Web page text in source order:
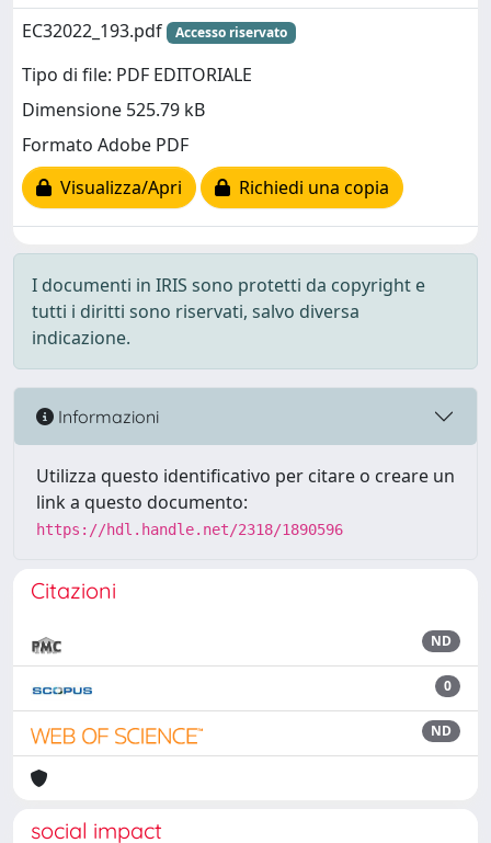
EC32022_193.pdf
Accesso riservato
Tipo di file: PDF EDITORIALE
Dimensione 525.79 kB
Formato Adobe PDF
Visualizza/Apri
Richiedi una copia
I documenti in IRIS sono protetti da copyright e
tutti i diritti sono riservati, salvo diversa
indicazione.
Informazioni
Utilizza questo identificativo per citare o creare un
link a questo documento:
https://hdl.handle.net/2318/1890596
Citazioni
ND
0
ND
social impact